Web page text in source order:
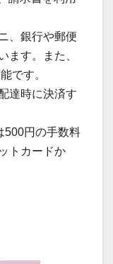
、銀行や郵便
ます。また、
です。
達時に決済す
500円の手数料
トカードか